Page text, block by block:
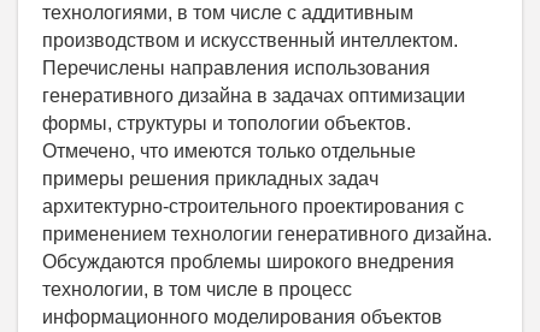
технологиями, в том числе с аддитивным
производством и искусственный интеллектом.
Перечислены направления использования
генеративного дизайна в задачах оптимизации
формы, структуры и топологии объектов.
Отмечено, что имеются только отдельные
примеры решения прикладных задач
архитектурно-строительного проектирования с
применением технологии генеративного дизайна.
Обсуждаются проблемы широкого внедрения
технологии, в том числе в процесс
информационного моделирования объектов